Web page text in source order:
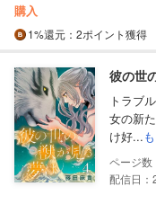
購入
1%還元 ：2ポイント獲得
彼の世
トラブ
女の新
け好...
配信日